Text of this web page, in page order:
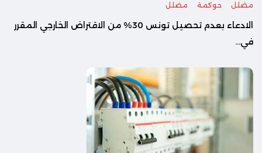
مضلل حوكمة مضلل
الادعاء بعدم تحصيل تونس 30% من الاقتراض الخارجي المقرر
في...